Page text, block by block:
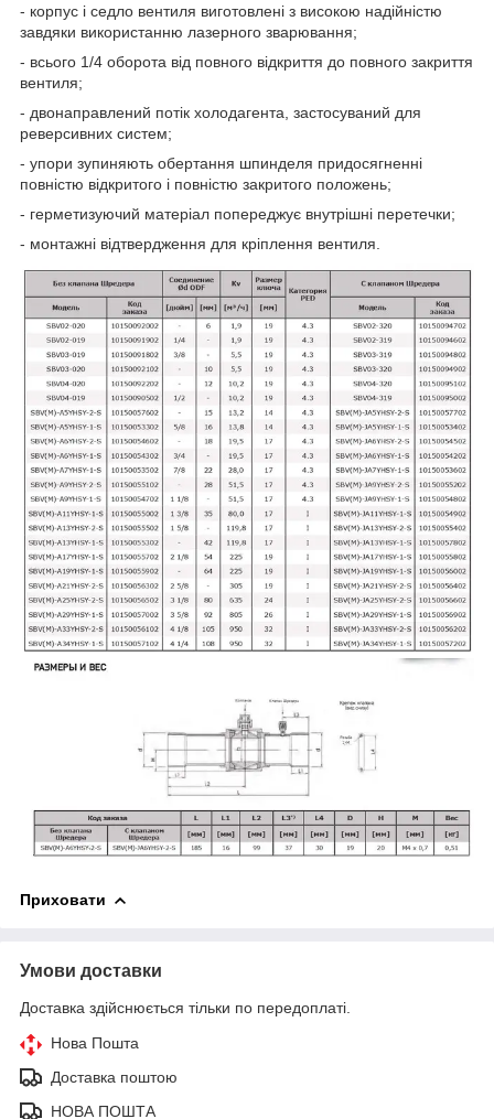
- корпус і седло вентиля виготовлені з високою надійністю
завдяки використанню лазерного зварювання;
- всього 1/4 оборота від повного відкриття до повного закриття
вентиля;
- двонаправлений потік холодагента, застосуваний для
реверсивних систем;
- упори зупиняють обертання шпинделя придосягненні
повністю відкритого і повністю закритого положень;
- герметизуючий матеріал попереджує внутрішні перетечки;
- монтажні відтвердження для кріплення вентиля.
Приховати
Умови доставки
Доставка здійснюється тільки по передоплаті.
Нова Пошта
Доставка поштою
НОВА ПОШТА